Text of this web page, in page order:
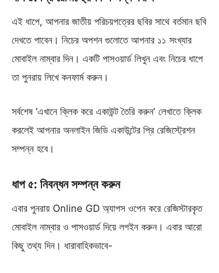
এই ধাপে, আপনার জাতীয় পরিচয়পত্রের ছবির সাথে বর্তমান ছবি
দেখতে পাবেন। নিচের অপশন গুলোতে আপনার ১১ সংখ্যার
মোবাইল নাম্বার দিন। একটি পাসওয়ার্ড লিখুন এবং নিচের ধাপে
তা পুনরায় লিখে কনফার্ম করুন।
সর্বশেষ ‘এখানে ক্লিক করে একাউন্ট তৈরি করুন’ লেখাতে ক্লিক
করলেই আপনার অনলাইন জিডি একাউন্টের প্রি রেজিস্ট্রেশন
সম্পন্ন হবে।
ধাপ ৫: নিবন্ধন সম্পন্ন করুন
এবার পুনরায় Online GD অ্যাপস ওপেন করে রেজিস্টারকৃত
মোবাইল নাম্বার ও পাসওয়ার্ড দিয়ে লগইন করুন। এবার আরো
কিছু তথ্য দিন। ধারাবাহিকভাবে-